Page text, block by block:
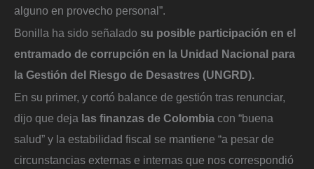
alguno en provecho personal”.
Bonilla ha sido señalado su posible participación en el
entramado de corrupción en la Unidad Nacional para
la Gestión del Riesgo de Desastres (UNGRD).
En su primer, y cortó balance de gestión tras renunciar,
dijo que deja las finanzas de Colombia con “buena
salud” y la estabilidad fiscal se mantiene “a pesar de
circunstancias externas e internas que nos correspondió